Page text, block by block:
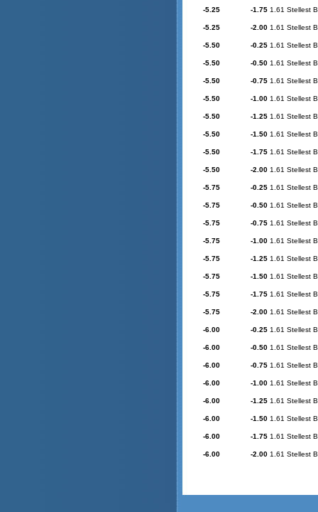
-5.25 -1.75 1.61 Stellest
-5.25 -2.00 1.61 Stellest
-5.50 -0.25 1.61 Stellest
-5.50 -0.50 1.61 Stellest
-5.50 -0.75 1.61 Stellest
-5.50 -1.00 1.61 Stellest
-5.50 -1.25 1.61 Stellest
-5.50 -1.50 1.61 Stellest
-5.50 -1.75 1.61 Stellest
-5.50 -2.00 1.61 Stellest
-5.75 -0.25 1.61 Stellest
-5.75 -0.50 1.61 Stellest
-5.75 -0.75 1.61 Stellest
-5.75 -1.00 1.61 Stellest
-5.75 -1.25 1.61 Stellest
-5.75 -1.50 1.61 Stellest
-5.75 -1.75 1.61 Stellest
-5.75 -2.00 1.61 Stellest
-6.00 -0.25 1.61 Stellest
-6.00 -0.50 1.61 Stellest
-6.00 -0.75 1.61 Stellest
-6.00 -1.00 1.61 Stellest
-6.00 -1.25 1.61 Stellest
-6.00 -1.50 1.61 Stellest
-6.00 -1.75 1.61 Stellest
-6.00 -2.00 1.61 Stellest